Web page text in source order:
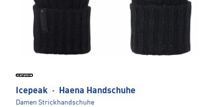
Icepeak · Haena Handschuhe
Damen Strickhandschuhe